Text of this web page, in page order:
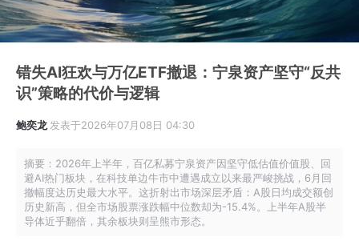
错失AI狂欢与万亿ETF撤退：宁泉资产坚守“反共
识”策略的代价与逻辑
鲍奕龙发表于2026年07月08日 04:30
摘要：2026年上半年，百亿私募宁泉资产因坚守低估值价值股、回
避AI热门板块，在科技单边牛市中遭遇成立以来最严峻挑战，6月回
撤幅度达历史最大水平。这折射出市场深层矛盾：A股日均成交额创
历史新高，但全市场股票涨跌幅中位数却为-15.4%。上半年A股半
导体近乎翻倍，其余板块则呈熊市形态。